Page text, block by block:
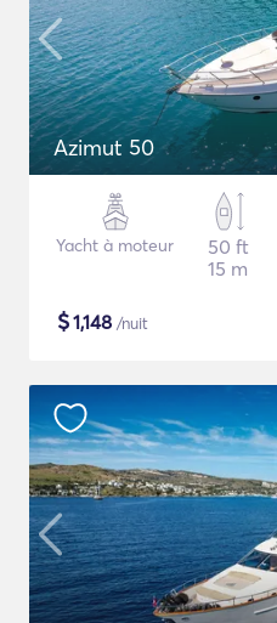
Azimut 50
Yacht à moteur
50 ft
15 m
$1,148 /nuit